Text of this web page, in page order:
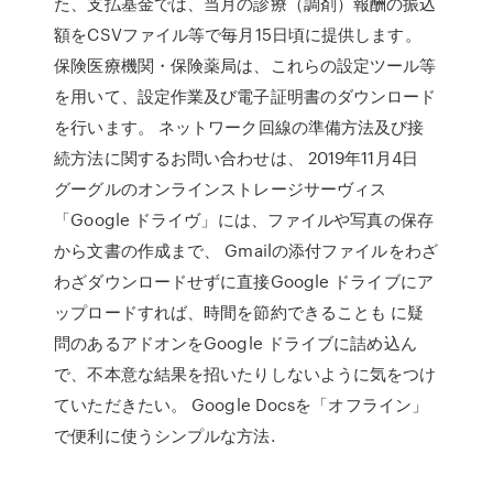
額をCSVファイル等で毎月15日頃に提供します。
保険医療機関・保険薬局は、これらの設定ツール等
を用いて、設定作業及び電子証明書のダウンロード
を行います。 ネットワーク回線の準備方法及び接
続方法に関するお問い合わせは、 2019年11月4日
グーグルのオンラインストレージサーヴィス
「Google ドライヴ」には、ファイルや写真の保存
から文書の作成まで、 Gmailの添付ファイルをわざ
わざダウンロードせずに直接Google ドライブにア
ップロードすれば、時間を節約できることも に疑
問のあるアドオンをGoogle ドライブに詰め込ん
で、不本意な結果を招いたりしないように気をつけ
ていただきたい。 Google Docsを「オフライン」
で便利に使うシンプルな方法.